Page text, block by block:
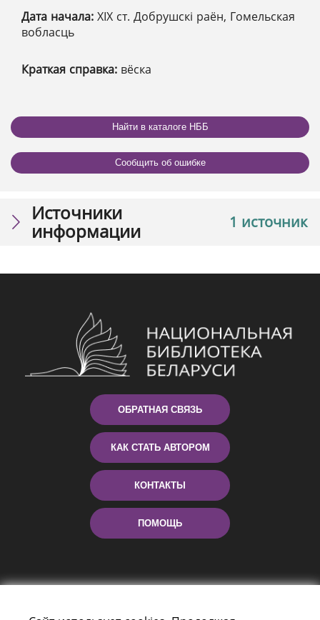
Дата начала: XІX ст. Добрушскі раён, Гомельская
вобласць
Краткая справка: вёска
Найти в каталоге НББ
Сообщить об ошибке
1 источник
Источники
информации
ОБРАТНАЯ СВЯЗЬ
КАК СТАТЬ АВТОРОМ
КОНТАКТЫ
ПОМОЩЬ